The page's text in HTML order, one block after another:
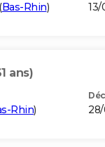
(Bas-Rhin) 13/
ans)
Rhin)